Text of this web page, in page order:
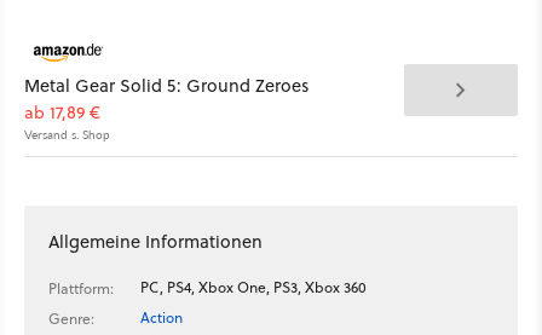
Metal Gear Solid 5: Ground Zeroes
ab 17,89 €
Versand s. Shop
Allgemeine Informationen
Plattform:
PC, PS4, Xbox One, PS3, Xbox 360
Genre:
Action